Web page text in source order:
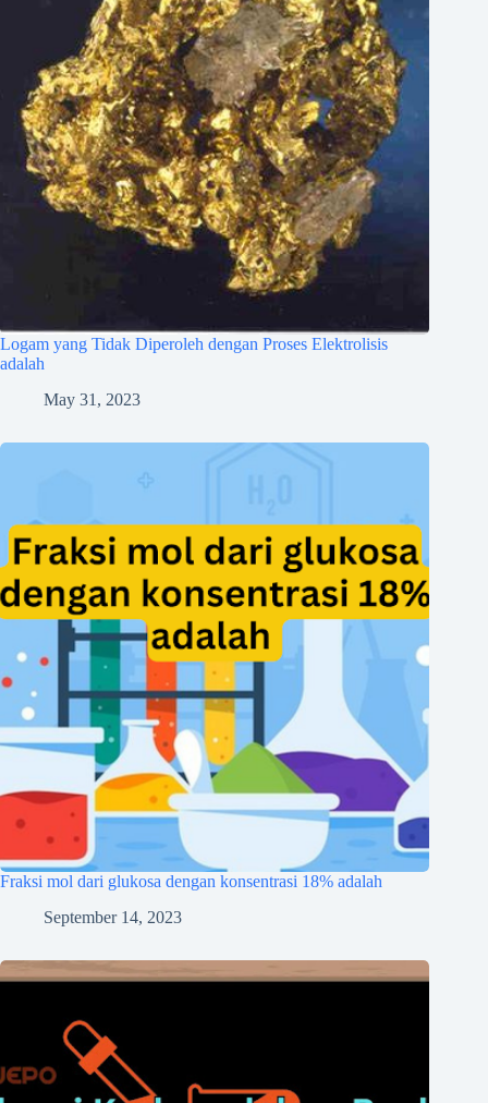
Logam yang Tidak Diperoleh dengan Proses Elektrolisis
adalah
May 31, 2023
Fraksi mol dari glukosa dengan konsentrasi 18% adalah
September 14, 2023